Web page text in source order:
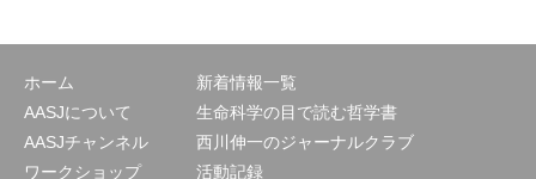
ホーム
AASJについて
AASJチャンネル
ワークショップ
新着情報一覧
生命科学の目で読む哲学書
西川伸一のジャーナルクラブ
活動記録